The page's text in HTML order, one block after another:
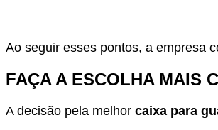
Ao seguir esses pontos, a empresa
FAÇA A ESCOLHA MAIS
A decisão pela melhor caixa para